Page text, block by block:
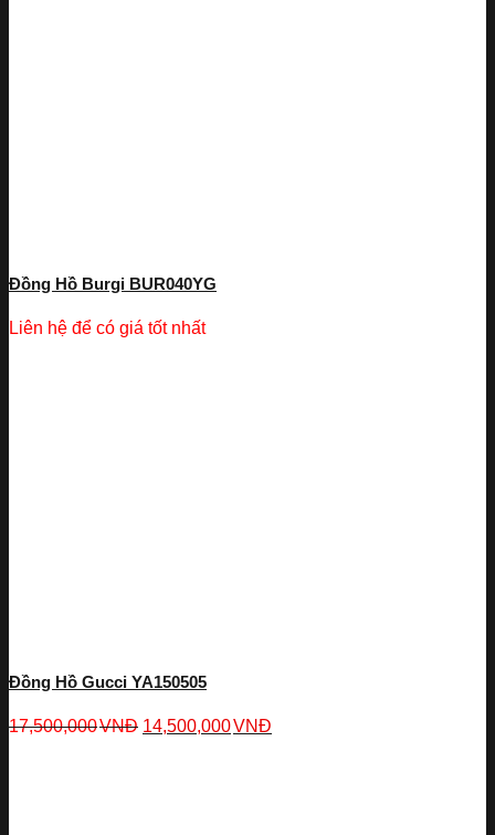
Đồng Hồ Burgi BUR040YG
Liên hệ để có giá tốt nhất
Đồng Hồ Gucci YA150505
17,500,000VNĐ 14,500,000VNĐ